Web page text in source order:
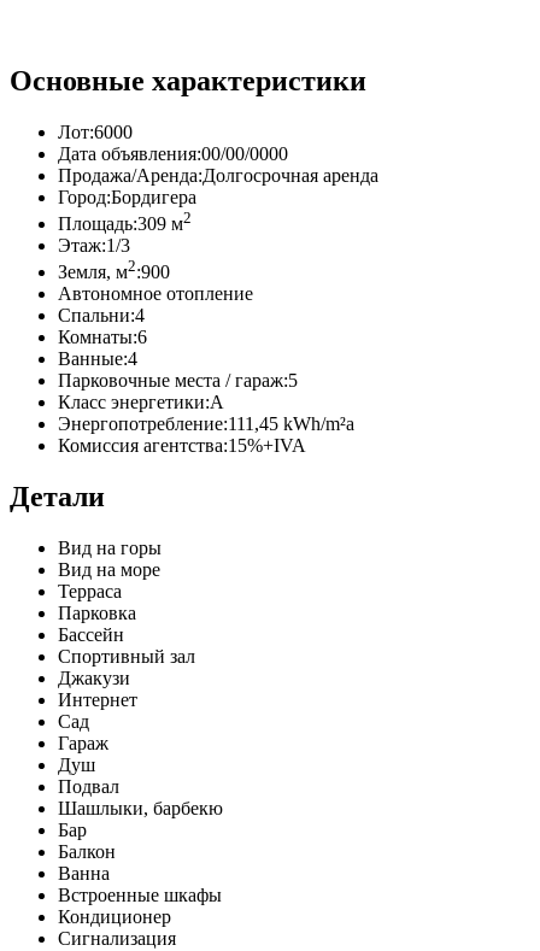
Основные характеристики
Лот:6000
Дата объявления:00/00/0000
Продажа/Аренда:Долгосрочная аренда
Город:Бордигера
Площадь:309 м2
Этаж:1/3
Земля, м2:900
Автономное отопление
Спальни:4
Комнаты:6
Ванные:4
Парковочные места / гараж:5
Класс энергетики:A
Энергопотребление:111,45 kWh/m²a
Комиссия агентства:15%+IVA
Детали
Вид на горы
Вид на море
Терраса
Парковка
Бассейн
Спортивный зал
Джакузи
Интернет
Сад
Гараж
Душ
Подвал
Шашлыки, барбекю
Бар
Балкон
Ванна
Встроенные шкафы
Кондиционер
Сигнализация